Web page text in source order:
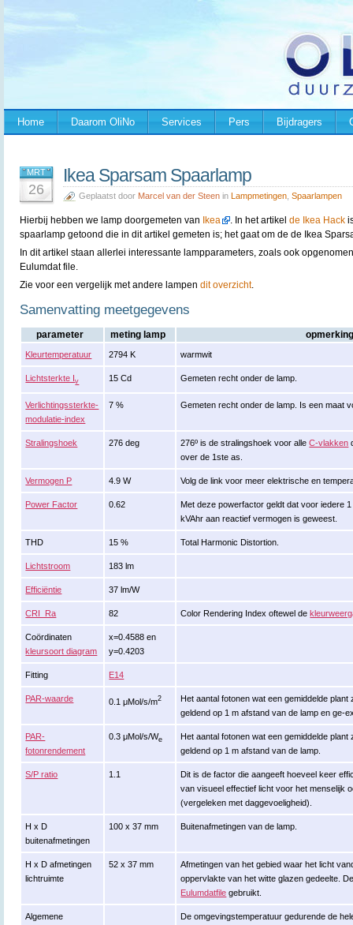
Home Daarom OliNo Services Pers Bijdragers
MRT
26
Ikea Sparsam Spaarlamp
Geplaatst door Marcel van der Steen in Lampmetingen Spaarlampen
Hierbij hebben we lamp doorgemeten van Ikea . In het artikel de Ikea Hack
spaarlamp getoond die in dit artikel gemeten is; het gaat om de de Ikea
In dit artikel staan allerlei interessante lampparameters, zoals ook
Eulumdat file.
Zie voor een vergelijk met andere lampen dit overzicht.
Samenvatting meetgegevens
parameter meting lamp opmerking
Kleurtemperatuur 2794 K warmwit
Lichtsterkte Iv 15 Cd Gemeten recht onder de lamp.
Verlichtingssterkte-
modulatie-index
7 % Gemeten recht onder de lamp. Is een maat
Stralingshoek 276 deg 276º is de stralingshoek voor alleC-vlakken
over de 1ste as.
Vermogen P 4.9 W Volg de link voor meer elektrische en
Power Factor 0.62
Met deze powerfactor geldt dat voor iedere
kVAhr aan reactief vermogen is geweest.
THD 15 % Total Harmonic Distortion.
Lichtstroom 183 lm
Efficiëntie 37 lm/W
CRI_Ra 82 Color Rendering Index oftewel de
Coördinaten
kleursoort diagram
x=0.4588 en
y=0.4203
Fitting E14
PAR-waarde 0.1 μMol/s/m2
Het aantal fotonen wat een gemiddelde
geldend op 1 m afstand van de lamp en ge-
PAR-
fotonrendement
0.3 μMol/s/We
Het aantal fotonen wat een gemiddelde
geldend op 1 m afstand van de lamp.
S/P ratio 1.1
Dit is de factor die aangeeft hoeveel keer
van visueel effectief licht voor het menselijk
(vergeleken met daggevoeligheid).
H x D
buitenafmetingen
100 x 37 mm Buitenafmetingen van de lamp.
H x D afmetingen
lichtruimte
52 x 37 mm
Afmetingen van het gebied waar het licht
oppervlakte van het witte glazen gedeelte.
Eulumdatfile gebruikt.
Algemene
De omgevingstemperatuur gedurende de